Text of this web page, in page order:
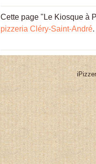
Cette page "Le Kiosque à
pizzeria Cléry-Saint-André.